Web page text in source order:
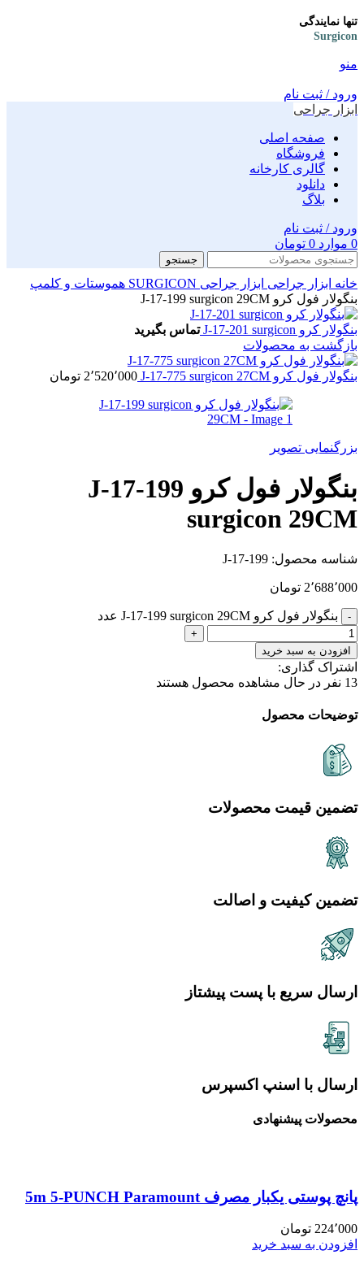
تنها نمایندگی
Surgicon
منو
ورود / ثبت نام
ابزار جراحی
صفحه اصلی
فروشگاه
گالری کارخانه
دانلود
بلاگ
ورود / ثبت نام
0 موارد 0 تومان
جستجو
خانه ابزار جراحی ابزار جراحی SURGICON
هموستات و کلمپ
بنگولار فول کرو J-17-199 surgicon 29CM
بنگولار کرو J-17-201 surgicon
تماس بگیرید
بازگشت به محصولات
بنگولار فول کرو J-17-775 surgicon 27CM 2٬520٬000 تومان
بزرگنمایی تصویر
بنگولار فول کرو J-17-199
surgicon 29CM
شناسه محصول: J-17-199
2٬688٬000 تومان
بنگولار فول کرو J-17-199 surgicon 29CM عدد
افزودن به سبد خرید
اشتراک گذاری:
13 نفر در حال مشاهده محصول هستند
توضیحات محصول
تضمین قیمت محصولات
تضمین کیفیت و اصالت
ارسال سریع با پست پیشتاز
ارسال با اسنپ اکسپرس
محصولات پیشنهادی
پانچ پوستی یکبار مصرف 5m 5-PUNCH Paramount
224٬000 تومان
افزودن به سبد خرید